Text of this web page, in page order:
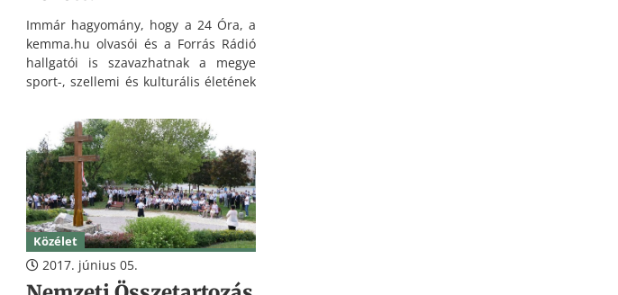
Immár hagyomány, hogy a 24 Óra, a
kemma.hu olvasói és a Forrás Rádió
hallgatói is szavazhatnak a megye
sport-, szellemi és kulturális életének
tízre, akiket a beérkezett ajánlások
alapján a Vállalkozók és Munkáltatók
Szövetségének megyei szervezetének
kuratóriuma Megyei Príma Díjra jelölt.
Közélet
2017. június 05.